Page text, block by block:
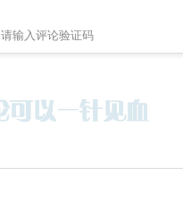
请输入评论验证码